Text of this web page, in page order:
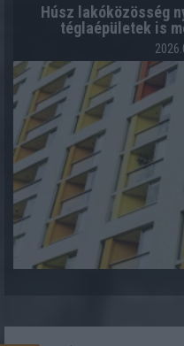
Húsz lakóközösség
téglaépületek is